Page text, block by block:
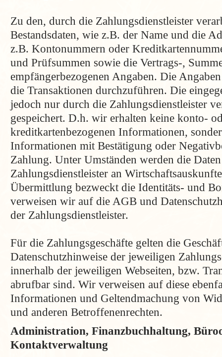
Zu den, durch die Zahlungsdienstleister
Bestandsdaten, wie z.B. der Name und die
z.B. Kontonummern oder
und Prüfsummen sowie die Vertrags-,
empfängerbezogenen Angaben. Die
die Transaktionen durchzuführen. Die
jedoch nur durch die Zahlungsdienstleister
gespeichert. D.h. wir erhalten keine konto-
kreditkartenbezogenen Informationen,
Informationen mit Bestätigung oder
Zahlung. Unter Umständen werden die
Zahlungsdienstleister an
Übermittlung bezweckt die Identitäts- und
verweisen wir auf die AGB und
der Zahlungsdienstleister.
Für die Zahlungsgeschäfte gelten die
Datenschutzhinweise der jeweiligen
innerhalb der jeweiligen Webseiten, bzw.
abrufbar sind. Wir verweisen auf diese
Informationen und Geltendmachung von
und anderen Betroffenenrechten.
Administration, Finanzbuchhaltung,
Kontaktverwaltung